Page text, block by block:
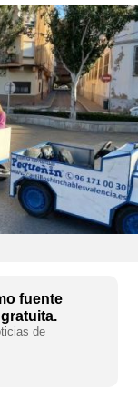
fuente
de